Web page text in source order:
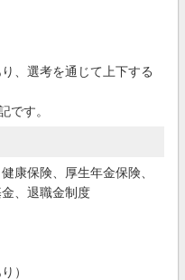
、選考を通じて上下する
です。
康保険、厚生年金保険、
、退職金制度
）